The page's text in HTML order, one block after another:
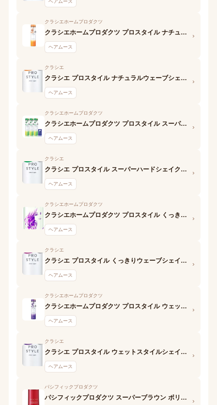
ヘアムース
クラシエホームプロダクツ
クラシエホームプロダクツ プロスタイル ナチュラルウェーブ泡ワックス
ヘアムース
›
クラシエ
クラシエ プロスタイル ナチュラルウェーブシェイクムース
ヘアムース
›
クラシエホームプロダクツ
クラシエホームプロダクツ プロスタイル スーパーハードスタイリングフォーム
ヘアムース
›
クラシエ
クラシエ プロスタイル スーパーハードシェイクムース
ヘアムース
›
クラシエホームプロダクツ
クラシエホームプロダクツ プロスタイル くっきりウェーブフォーム
ヘアムース
›
クラシエ
クラシエ プロスタイル くっきりウェーブシェイクムース
ヘアムース
›
クラシエホームプロダクツ
クラシエホームプロダクツ プロスタイル ウェットスタイルフォーム
ヘアムース
›
クラシエ
クラシエ プロスタイル ウェットスタイルシェイクムース
ヘアムース
›
パシフィックプロダクツ
パシフィックプロダクツ スーパーブラウン ボリュームアップ フォーム ›